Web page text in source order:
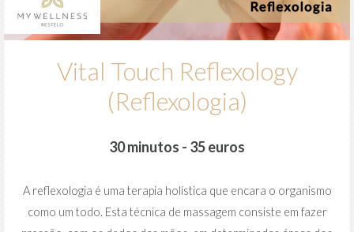
Vital Touch Reflexology
(Reflexologia)
30 minutos - 35 euros
A reflexologia é uma terapia holística que encara o organismo
como um todo. Esta técnica de massagem consiste em fazer